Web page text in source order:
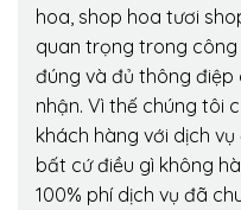
hoa, shop hoa tươi
quan trọng trong công
đúng và đủ thông
nhận. Vì thế chúng tôi
khách hàng với dịch
bất cứ điều gì không
100% phí dịch vụ đã